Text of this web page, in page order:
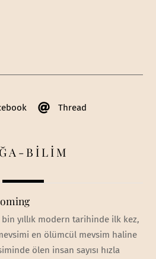
Thread
BİLİM
yıllık modern tarihinde ilk kez,
en ölümcül mevsim haline
ölen insan sayısı hızla